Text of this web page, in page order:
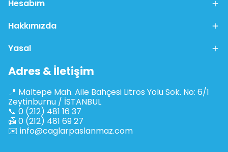
Hesabım
Hakkımızda
Yasal
Adres & İletişim
📍 Maltepe Mah. Aile Bahçesi Litros Yolu Sok. No: 6/1
Zeytinburnu / İSTANBUL
📞 0 (212) 481 16 37
📠 0 (212) 481 69 27
✉️ info@caglarpaslanmaz.com